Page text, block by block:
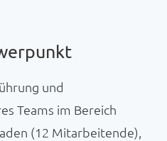
und
Teams im Bereich
(12 Mitarbeitende),